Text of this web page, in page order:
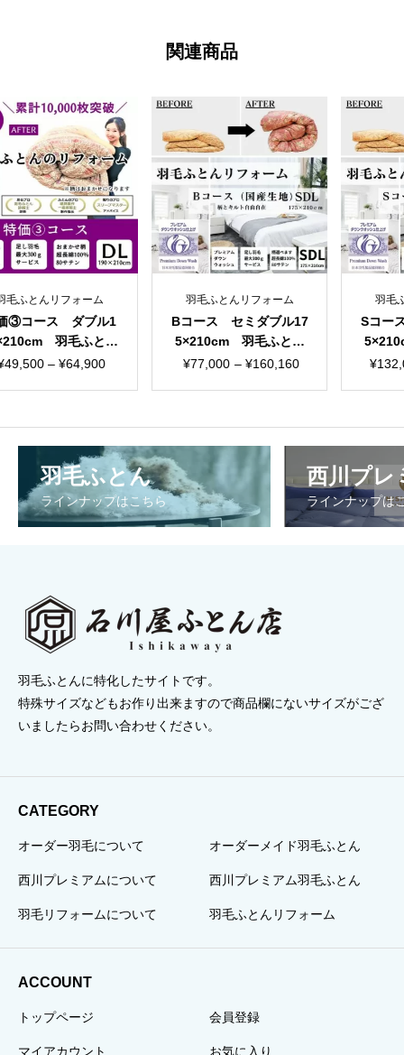
関連商品
リフォーム
ス ダブル1
羽毛ふとん
ム おまかせ
– ¥64,900
価
¥49,500
¥64,900
羽毛ふとんリフォーム
Bコース セミダブル17
5×210cm 羽毛ふとん
リフォーム 国産生地
77,000 – ¥160,160
価
¥77,000
¥160,160
羽毛ふとん
Sコース セ
5×210cm
リフォーム
132,000 –
価
羽毛ふとん
ラインナップはこちら
西川プレ
ラインナップは
羽毛ふとんに特化したサイトです。
特殊サイズなどもお作り出来ますので商品欄にないサイズがござ
いましたらお問い合わせください。
CATEGORY
オーダー羽毛について オーダーメイド羽毛ふとん
西川プレミアムについて 西川プレミアム羽毛ふとん
羽毛リフォームについて 羽毛ふとんリフォーム
ACCOUNT
トップページ 会員登録
マイアカウント お気に入り